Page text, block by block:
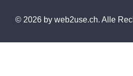
© 2026 by web2use.ch. Alle